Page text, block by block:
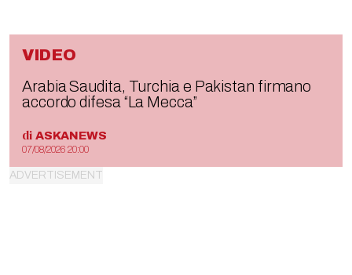
VIDEO
Arabia Saudita, Turchia e Pakistan firmano
accordo difesa “La Mecca”
di ASKANEWS
07/08/2026 20:00